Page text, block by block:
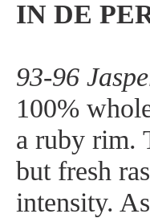
IN DE
93-96
100%
a ruby rim.
but fresh
intensity.